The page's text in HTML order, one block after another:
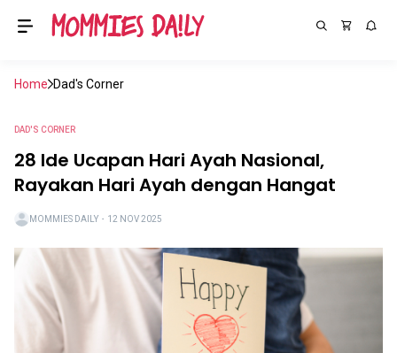
Home Dad's Corner
DAD'S CORNER
28 Ide Ucapan Hari Ayah Nasional,
Rayakan Hari Ayah dengan Hangat
MOMMIES DAILY ・ 12 NOV 2025